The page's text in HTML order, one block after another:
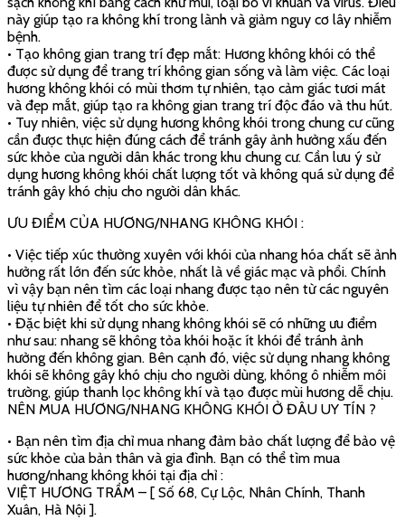
• Bạn nên tìm địa chỉ mua nhang đảm bảo chất lượng để bảo vệ
sức khỏe của bản thân và gia đình. Bạn có thể tìm mua
hương/nhang không khói tại địa chỉ :
VIỆT HƯƠNG TRẦM – [ Số 68, Cự Lộc, Nhân Chính, Thanh
Xuân, Hà Nội ].
• Chúng tôi chuyên cung cấp các loại hương/nhang làm từ thành
phần tự nhiên, sạch sẽ & an toàn 100% – rất tốt cho sức khỏe
người tiêu dùng.
Hương Nhang sạch trầm hương cao cấp được sản xuất từ các
nguyên liệu tự nhiên như Tăm tre, Bột gỗ trầm hương tự nhiên,
vỏ cây bời lời,… kết hợp với tỷ lệ nhất định đem lại mùi hương
dịu nhẹ. Tất cả các sản phẩm hương, nhang của
Trầmđều không sử dụng hóa chất nên khi đốt sẽ có rất ít khói
và không đậu tàn.